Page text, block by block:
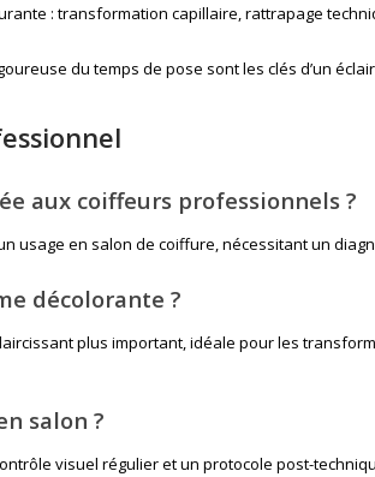
: transformation capillaire, rattrapage
du temps de pose sont les clés d’un
aux coiffeurs professionnels ?
usage en salon de coiffure, nécessitant un
décolorante ?
plus important, idéale pour les
salon ?
visuel régulier et un protocole post-